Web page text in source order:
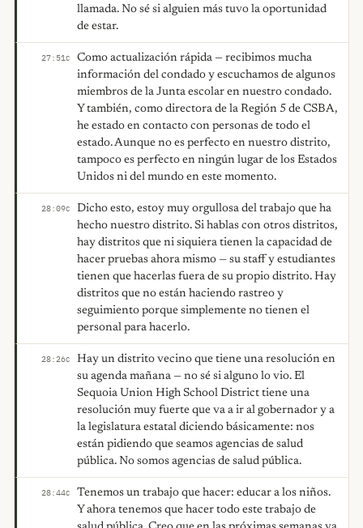
llamada. No sé si alguien más tuvo la oportunidad
de estar.
27:51C
Como actualización rápida — recibimos mucha
información del condado y escuchamos de algunos
miembros de la Junta escolar en nuestro condado.
Y también, como directora de la Región 5 de CSBA,
he estado en contacto con personas de todo el
estado. Aunque no es perfecto en nuestro distrito,
tampoco es perfecto en ningún lugar de los Estados
Unidos ni del mundo en este momento.
28:09C
Dicho esto, estoy muy orgullosa del trabajo que ha
hecho nuestro distrito. Si hablas con otros distritos,
hay distritos que ni siquiera tienen la capacidad de
hacer pruebas ahora mismo — su staff y estudiantes
tienen que hacerlas fuera de su propio distrito. Hay
distritos que no están haciendo rastreo y
seguimiento porque simplemente no tienen el
personal para hacerlo.
28:26C
Hay un distrito vecino que tiene una resolución en
su agenda mañana — no sé si alguno lo vio. El
Sequoia Union High School District tiene una
resolución muy fuerte que va a ir al gobernador y a
la legislatura estatal diciendo básicamente: nos
están pidiendo que seamos agencias de salud
pública. No somos agencias de salud pública.
28:44C
Tenemos un trabajo que hacer: educar a los niños.
Y ahora tenemos que hacer todo este trabajo de